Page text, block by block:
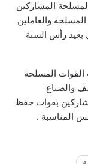
المشاركين
والعاملين
بعيد رأس السنة
المسلحة
والصناع
بقوات حفظ
المناسبة .